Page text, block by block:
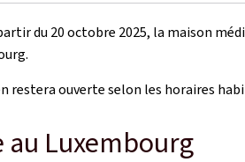
du 20 octobre 2025, la maison
restera ouverte selon les horaires
au Luxembourg